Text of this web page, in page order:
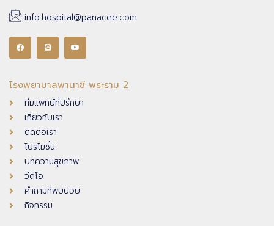
info.hospital@panacee.com
โรงพยาบาลพานาซี พระราม 2
ทีมแพทย์ที่ปรึกษา
เกี่ยวกับเรา
ติดต่อเรา
โปรโมชั่น
บทความสุขภาพ
วีดีโอ
คำถามที่พบบ่อย
กิจกรรม